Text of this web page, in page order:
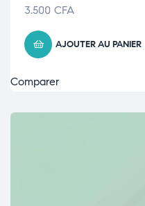
3.500 CFA
AJOUTER AU PANIER
Comparer